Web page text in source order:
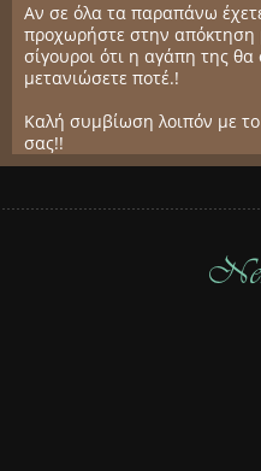
Αν σε όλα τα παραπάνω
προχωρήστε στην απόκτηση
σίγουροι ότι η αγάπη της
μετανιώσετε ποτέ.!
Καλή συμβίωση λοιπόν με το
σας!!